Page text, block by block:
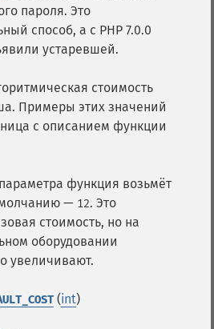
пароля. Это
способ, а с PHP 7.0.0
устаревшей.
стоимость
Примеры этих значений
с описанием функции
функция возьмёт
— 12. Это
стоимость, но на
оборудовании
увеличивают.
(int)